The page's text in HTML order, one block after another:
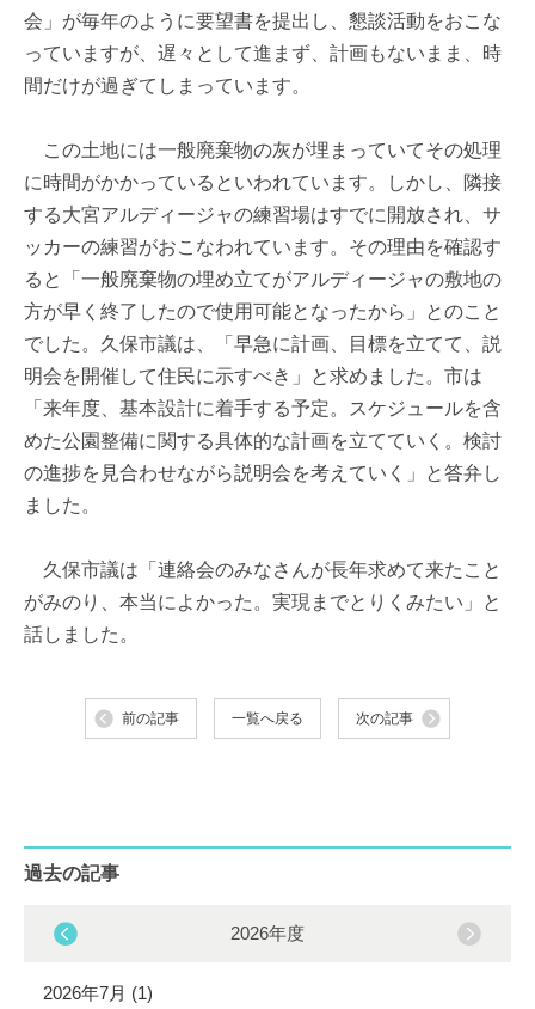
会」が毎年のように要望書を提出し、懇談活動をおこな
っていますが、遅々として進まず、計画もないまま、時
間だけが過ぎてしまっています。
この土地には一般廃棄物の灰が埋まっていてその処理
に時間がかかっているといわれています。しかし、隣接
する大宮アルディージャの練習場はすでに開放され、サ
ッカーの練習がおこなわれています。その理由を確認す
ると「一般廃棄物の埋め立てがアルディージャの敷地の
方が早く終了したので使用可能となったから」とのこと
でした。久保市議は、「早急に計画、目標を立てて、説
明会を開催して住民に示すべき」と求めました。市は
「来年度、基本設計に着手する予定。スケジュールを含
めた公園整備に関する具体的な計画を立てていく。検討
の進捗を見合わせながら説明会を考えていく」と答弁し
ました。
久保市議は「連絡会のみなさんが長年求めて来たこと
がみのり、本当によかった。実現までとりくみたい」と
話しました。
前の記事 一覧へ戻る 次の記事
過去の記事
2026年度
2026年7月 (1)